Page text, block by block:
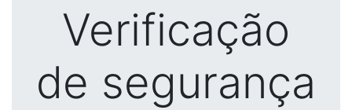
Verificação
de segurança